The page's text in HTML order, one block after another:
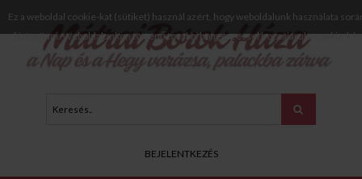
Ez a weboldal cookie-kat (sütiket) használ azért, hogy weboldalunk használata
biztosítani. Weboldalunkon történő további böngészéssel hozzájárul a cookie-k
BEJELENTKEZÉS